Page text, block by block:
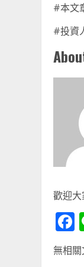
#本文
#投資
歡迎大
無相